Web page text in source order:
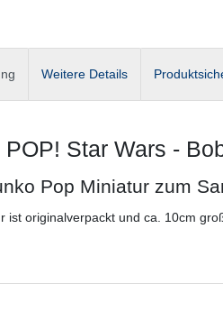
Weitere Details
POP! Star Wars -
Pop Miniatur zum
ist originalverpackt und ca. 10cm